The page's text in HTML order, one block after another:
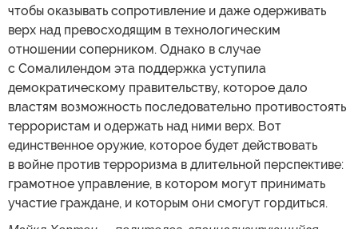
чтобы оказывать сопротивление и даже одерживать
верх над превосходящим в технологическим
отношении соперником. Однако в случае
с Сомалилендом эта поддержка уступила
демократическому правительству, которое дало
властям возможность последовательно противостоять
террористам и одержать над ними верх. Вот
единственное оружие, которое будет действовать
в войне против терроризма в длительной перспективе:
грамотное управление, в котором могут принимать
участие граждане, и которым они смогут гордиться.